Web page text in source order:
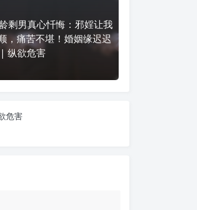
剩男真心忏悔：邪婬让我
，痛苦不堪！婚姻缘迟迟
纵欲危害
危害